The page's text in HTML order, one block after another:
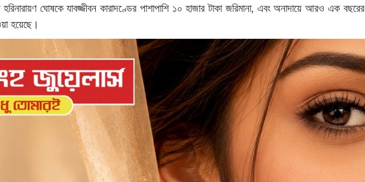
ঘোষকে যাবজ্জীবন কারাদণ্ডের পাশাপাশি ১০ হাজার টাকা জরিমানা, এবং অনাদায়ে আরও এক বছরের
হয়েছে।